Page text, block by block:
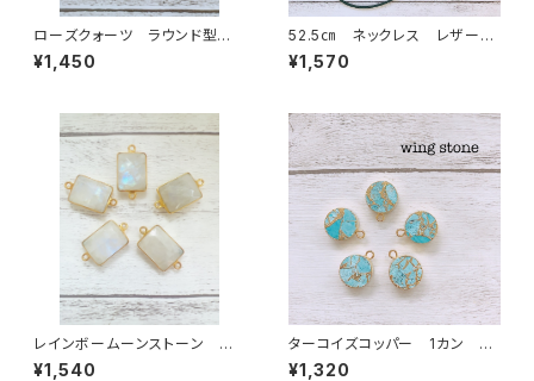
ローズクォーツ ラウンド型 2
カン
¥1,450
52.5㎝ ネックレス レザー
紐 ブラック
¥1,570
レインボームーンストーン ス
クエア型 2カン
¥1,540
ターコイズコッパー 1カン 丸
型
¥1,320